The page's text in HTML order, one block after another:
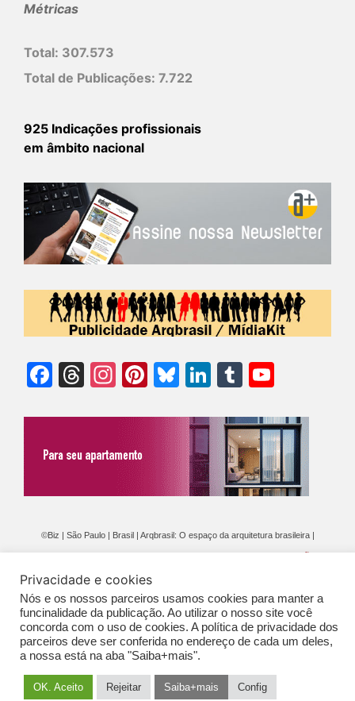
Métricas
Total: 307.573
Total de Publicações: 7.722
925 Indicações profissionais
em âmbito nacional
Facebook
Threads
Instagram
Pinterest
Bluesky
LinkedIn
Tumblr
©Biz | São Paulo | Brasil | Arqbrasil: O espaço da arquitetura brasileira |
GERAIS DE PUBLICAÇÃO (CGP
Privacidade e cookies
Nós e os nossos parceiros usamos cookies para manter a
funcinalidade da publicação. Ao utilizar o nosso site você
concorda com o uso de cookies. A política de privacidade dos
parceiros deve ser conferida no endereço de cada um deles,
a nossa está na aba "Saiba+mais".
OK. Aceito Rejeitar Saiba+mais Config